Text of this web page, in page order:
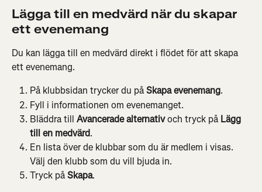
Lägga till en medvärd när du skapar
ett evenemang
Du kan lägga till en medvärd direkt i flödet för att skapa
ett evenemang.
På klubbsidan trycker du på Skapa evenemang.
Fyll i informationen om evenemanget.
Bläddra till Avancerade alternativ och tryck på Lägg
till en medvärd.
En lista över de klubbar som du är medlem i visas.
Välj den klubb som du vill bjuda in.
Tryck på Skapa.